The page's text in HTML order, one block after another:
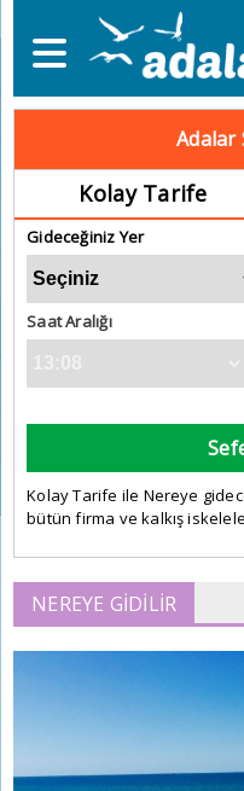
Adalar
Kolay Tarife
Gideceğiniz Yer
Saat Aralığı
Kolay Tarife ile Nereye
bütün firma ve kalkış
NEREYE GIDILIR